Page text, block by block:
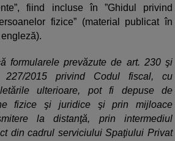
fiind incluse în ”Ghidul privind
fizice” (material publicat în
formularele prevăzute de art. 230 şi
2015 privind Codul fiscal, cu
ulterioare, pot fi depuse de
fizice şi juridice şi prin mijloace
la distanţă, prin intermediul
din cadrul serviciului Spaţiului Privat